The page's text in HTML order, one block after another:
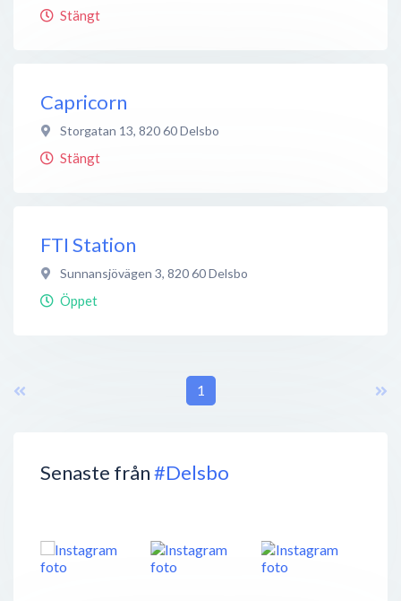
Senaste från#Delsbo
Stängt
Capricorn
Storgatan 13, 820 60Delsbo
Stängt
FTI Station
Sunnansjövägen 3, 820 60Delsbo
Öppet
1